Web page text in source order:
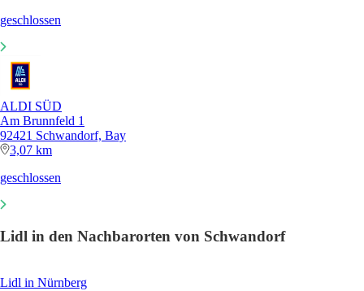
geschlossen
ALDI SÜD
Am Brunnfeld 1
92421 Schwandorf, Bay
3,07 km
geschlossen
Lidl in den Nachbarorten von Schwandorf
Lidl in Nürnberg